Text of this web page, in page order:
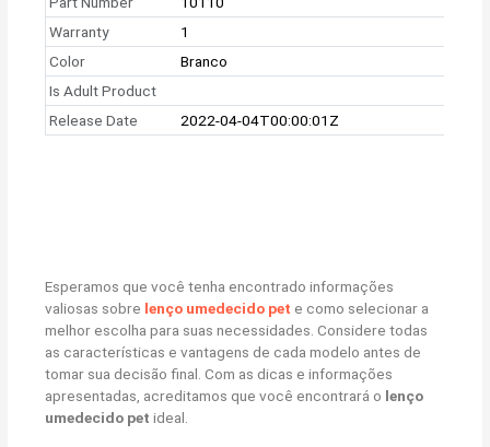
Warranty
1
Color
Branco
Is Adult Product
Release Date
2022-04-04T00:00:01Z
Esperamos que você tenha encontrado informações
valiosas sobre lenço umedecido pet e como selecionar a
melhor escolha para suas necessidades. Considere todas
as características e vantagens de cada modelo antes de
tomar sua decisão final. Com as dicas e informações
apresentadas, acreditamos que você encontrará o lenço
umedecido pet ideal.